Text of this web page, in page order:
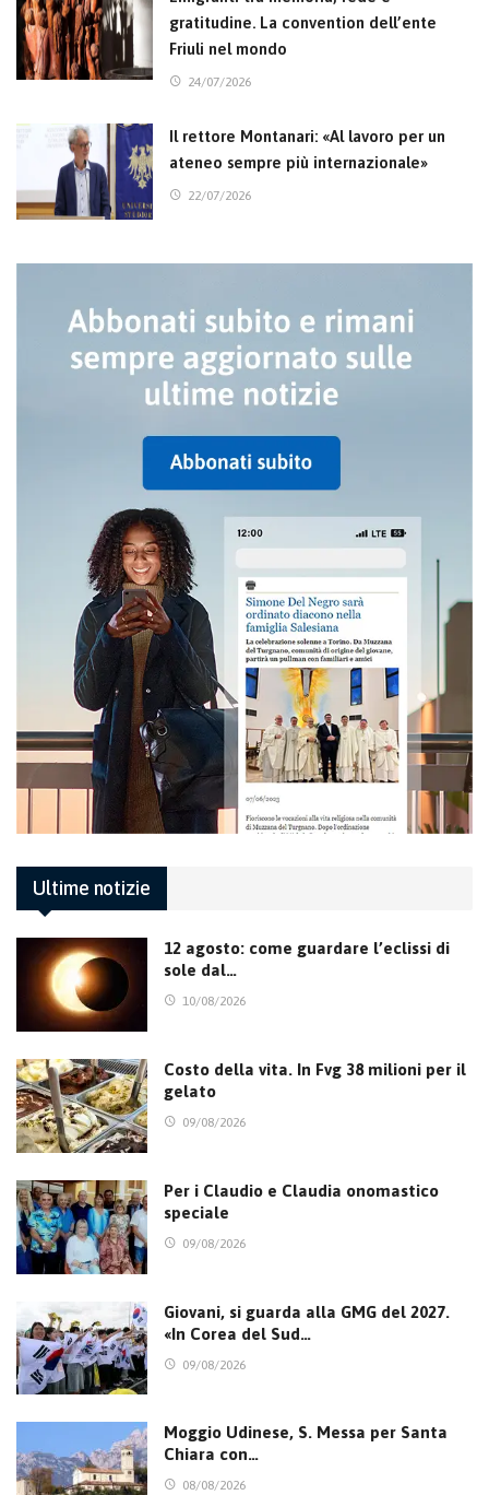
gratitudine. La convention dell’ente
Friuli nel mondo
24/07/2026
Il rettore Montanari: «Al lavoro per un
ateneo sempre più internazionale»
22/07/2026
Ultime notizie
12 agosto: come guardare l’eclissi di
sole dal…
10/08/2026
Costo della vita. In Fvg 38 milioni per il
gelato
09/08/2026
Per i Claudio e Claudia onomastico
speciale
09/08/2026
Giovani, si guarda alla GMG del 2027.
«In Corea del Sud…
09/08/2026
Moggio Udinese, S. Messa per Santa
Chiara con…
08/08/2026